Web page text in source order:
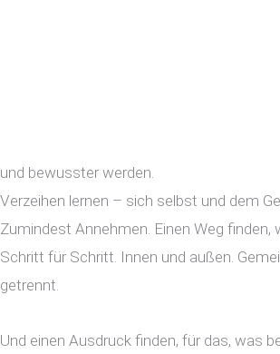
und bewusster werden.
Verzeihen lernen – sich selbst und dem
Zumindest Annehmen. Einen Weg finden,
Schritt für Schritt. Innen und außen.
getrennt.
Und einen Ausdruck finden, für das, was